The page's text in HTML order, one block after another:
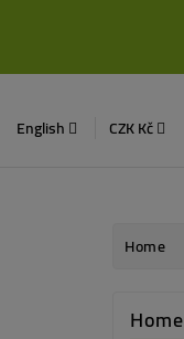
English CZK Kč
Home
Home